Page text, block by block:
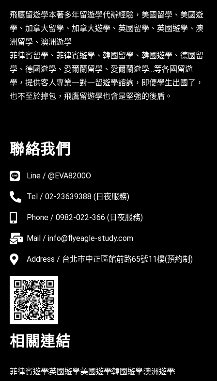
飛鷹留遊學本著多年留遊學代辦經驗，美國留學、美國遊
學、加拿大留學、加拿大遊學、英國留學、英國遊學、澳
洲留學、澳洲遊學
菲律賓留學、菲律賓遊學、韓國留學、韓國遊學、德國留
學、德國遊學、愛爾蘭留學、愛爾蘭遊學…等各國留遊
學，提供客人專業一對一留遊學諮詢，即便學生出國了，
也不至於掉包，飛鷹留遊學也會是堅強的後盾。
聯絡我們
Line / @EVA8200O
Tel / 02-23639388 (日夜服務)
Phone / 0982-022-366 (日夜服務)
Mail / info@flyeagle-study.com
Address / 台北巿中正區館前路65號11樓(預約制)
相關連結
菲律賓遊學英國遊學美國遊學韓國遊學澳洲遊學